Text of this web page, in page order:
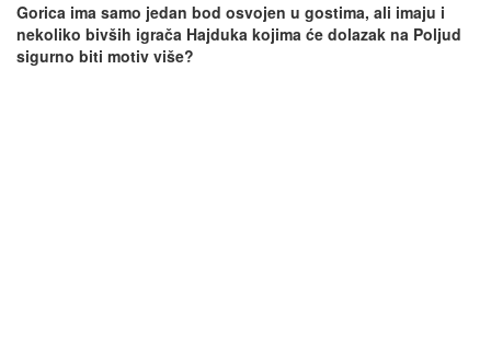
Gorica ima samo jedan bod osvojen u gostima, ali imaju i
nekoliko bivših igrača Hajduka kojima će dolazak na Poljud
sigurno biti motiv više?